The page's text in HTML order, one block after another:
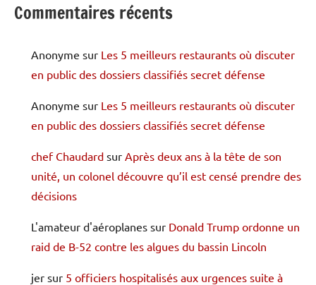
Commentaires récents
Anonyme sur Les 5 meilleurs restaurants où discuter
en public des dossiers classifiés secret défense
Anonyme sur Les 5 meilleurs restaurants où discuter
en public des dossiers classifiés secret défense
chef Chaudard sur Après deux ans à la tête de son
unité, un colonel découvre qu’il est censé prendre des
décisions
L'amateur d'aéroplanes sur Donald Trump ordonne un
raid de B-52 contre les algues du bassin Lincoln
jer sur 5 officiers hospitalisés aux urgences suite à